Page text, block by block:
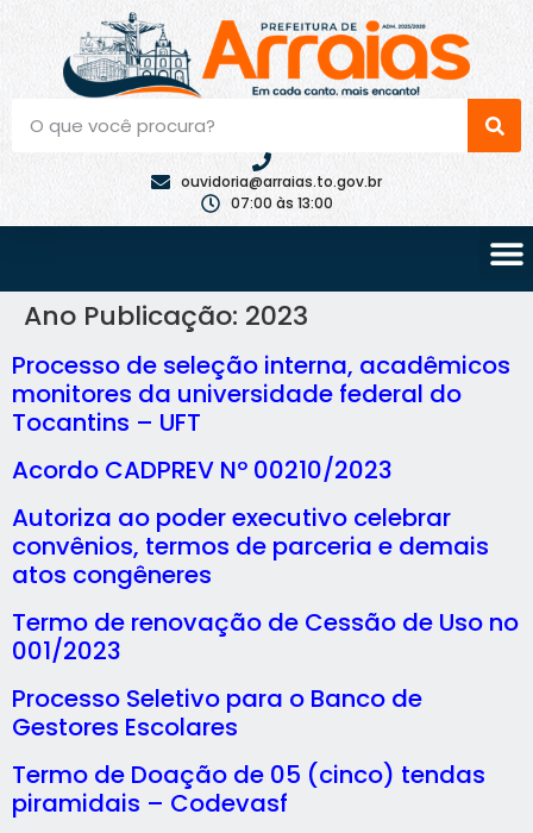
ouvidoria@arraias.to.gov.br
07:00 às 13:00
Ano Publicação: 2023
Processo de seleção interna, acadêmicos
monitores da universidade federal do
Tocantins – UFT
Acordo CADPREV Nº 00210/2023
Autoriza ao poder executivo celebrar
convênios, termos de parceria e demais
atos congêneres
Termo de renovação de Cessão de Uso no
001/2023
Processo Seletivo para o Banco de
Gestores Escolares
Termo de Doação de 05 (cinco) tendas
piramidais – Codevasf